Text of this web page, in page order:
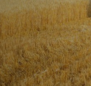
Bodengestaltung
Mobiles Wiegen
Pflanzsteuerung für
Steuerung der Sämaschine
Wiegelösungen für Aussaat
Spritzsteuerung
Ausbringungssteuerung
Ertragsüberwachung
Software und
Software für den